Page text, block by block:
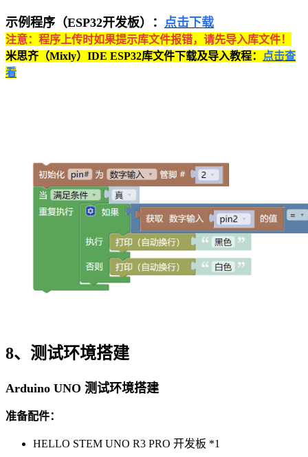
示例程序（ESP32开发板）： 点击下载
注意：程序上传时如果提示库文件报错，请先导入库文件！
米思齐（Mixly）IDE ESP32库文件下载及导入教程：
点击查
看
8、测试环境搭建
Arduino UNO 测试环境搭建
准备配件：
HELLO STEM UNO R3 PRO 开发板 *1